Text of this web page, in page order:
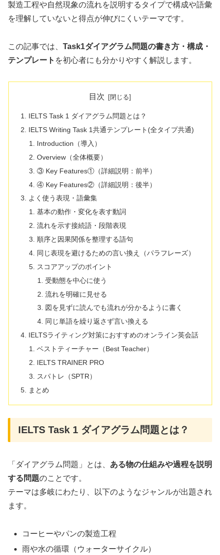
製造工程や自然現象の流れを説明するタイプで構成や語彙
を理解していないと得点が伸びにくいテーマです。
この記事では、 Task1ダイアグラム問題の書き方・構成・
テンプレート を初心者にも分かりやすく解説します。
目次
IELTS Task 1 ダイアグラム問題とは？
IELTS Writing Task 1共通テンプレート(全タイプ共通)
Introduction（導入）
Overview（全体概要）
③ Key Features①（詳細説明：前半）
④ Key Features②（詳細説明：後半）
よく使う表現・語彙集
基本の動作・変化を表す動詞
流れを示す接続語・段階表現
順序と因果関係を整理する語句
同じ表現を避けるための言い換え（パラフレーズ）
スコアアップのポイント
受動態を中心に使う
流れを明確に見せる
図を見ずに読んでも流れが分かるように書く
同じ単語を繰り返さず言い換える
IELTSライティング対策におすすめのオンライン英会話
ベストティーチャー（Best Teacher）
IELTS TRAINER PRO
スパトレ（SPTR）
まとめ
IELTS Task 1 ダイアグラム問題とは？
「ダイアグラム問題」とは、 ある物の仕組みや過程を説明
する問題のことです。
テーマは多岐にわたり、以下のようなジャンルが出題され
ます。
コーヒーやパンの製造工程
雨や水の循環（ウォーターサイクル）